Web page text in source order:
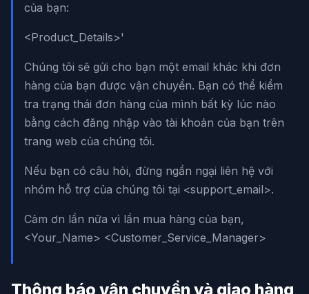
của bạn:
<Product_Details>'
Chúng tôi sẽ gửi cho bạn một email khác khi đơn
hàng của bạn được vận chuyển. Bạn có thể kiểm
tra trạng thái đơn hàng của mình bất kỳ lúc nào
bằng cách đăng nhập vào tài khoản của bạn trên
trang web của chúng tôi.
Nếu bạn có câu hỏi, đừng ngần ngại liên hệ với
nhóm hỗ trợ của chúng tôi tại <support_email>.
Cảm ơn lần nữa vì lần mua hàng của bạn,
<Your_Name> <Customer_Service_Manager>
Thông báo vận chuyển và giao hàng